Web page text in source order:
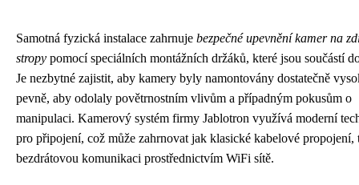
Samotná fyzická instalace zahrnuje bezpečné upevnění kamer na
stropy pomocí speciálních montážních držáků, které jsou součástí
Je nezbytné zajistit, aby kamery byly namontovány dostatečně
pevně, aby odolaly povětrnostním vlivům a případným pokusům o
manipulaci. Kamerový systém firmy Jablotron využívá moderní
pro připojení, což může zahrnovat jak klasické kabelové propojení,
bezdrátovou komunikaci prostřednictvím WiFi sítě.